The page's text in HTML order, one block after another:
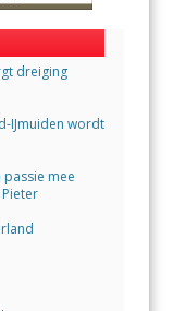
dreiging
IJmuiden wordt
passie mee